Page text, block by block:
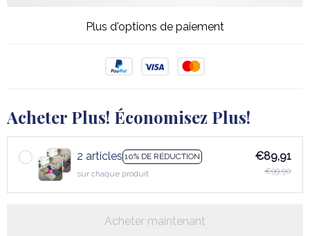
Plus d'options de paiement
Acheter Plus! Économisez Plus!
2 articles 10% DE RÉDUCTION
sur chaque produit
€89,91
€99,90
Acheter maintenant